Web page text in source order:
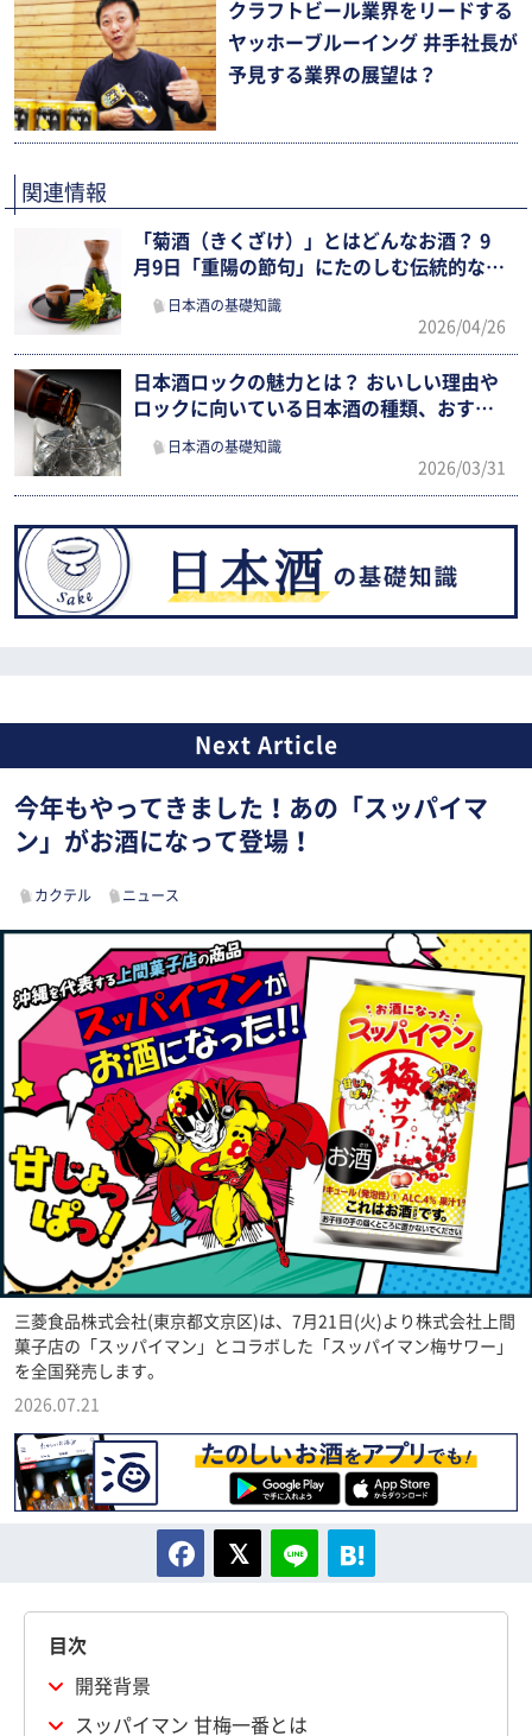
クラフトビール業界をリードする
ヤッホーブルーイング 井手社長が
予見する業界の展望は？
関連情報
「菊酒（きくざけ）」とはどんなお酒？ 9
月9日「重陽の節句」にたのしむ伝統的な日
本酒文化を紹介！
日本酒の基礎知識
2026/04/26
日本酒ロックの魅力とは？ おいしい理由や
ロックに向いている日本酒の種類、おすす
めの銘柄などを紹介
日本酒の基礎知識
2026/03/31
今年もやってきました！あの「スッパイマ
ン」がお酒になって登場！
カクテル ニュース
三菱食品株式会社(東京都文京区)は、7月21日(火)より株式会社上間
菓子店の「スッパイマン」とコラボした「スッパイマン梅サワー」
を全国発売します。
2026.07.21
目次
開発背景
スッパイマン 甘梅一番とは